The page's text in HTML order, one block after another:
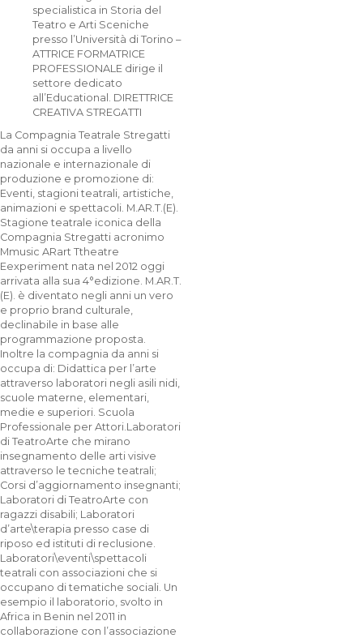
specialistica in Storia del
Teatro e Arti Sceniche
presso l’Università di Torino –
ATTRICE FORMATRICE
PROFESSIONALE dirige il
settore dedicato
all’Educational. DIRETTRICE
CREATIVA STREGATTI
La Compagnia Teatrale Stregatti
da anni si occupa a livello
nazionale e internazionale di
produzione e promozione di:
Eventi, stagioni teatrali, artistiche,
animazioni e spettacoli. M.AR.T.(E).
Stagione teatrale iconica della
Compagnia Stregatti acronimo
Mmusic ARart Ttheatre
Eexperiment nata nel 2012 oggi
arrivata alla sua 4°edizione. M.AR.T.
(E). è diventato negli anni un vero
e proprio brand culturale,
declinabile in base alle
programmazione proposta.
Inoltre la compagnia da anni si
occupa di: Didattica per l’arte
attraverso laboratori negli asili nidi,
scuole materne, elementari,
medie e superiori. Scuola
Professionale per Attori.Laboratori
di TeatroArte che mirano
insegnamento delle arti visive
attraverso le tecniche teatrali;
Corsi d’aggiornamento insegnanti;
Laboratori di TeatroArte con
ragazzi disabili; Laboratori
d’arte\terapia presso case di
riposo ed istituti di reclusione.
Laboratori\eventi\spettacoli
teatrali con associazioni che si
occupano di tematiche sociali. Un
esempio il laboratorio, svolto in
Africa in Benin nel 2011 in
collaborazione con l’associazione